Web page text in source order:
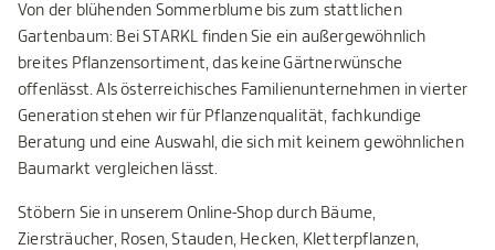
Von der blühenden Sommerblume bis zum stattlichen
Gartenbaum: Bei STARKL finden Sie ein außergewöhnlich
breites Pflanzensortiment, das keine Gärtnerwünsche
offenlässt. Als österreichisches Familienunternehmen in vierter
Generation stehen wir für Pflanzenqualität, fachkundige
Beratung und eine Auswahl, die sich mit keinem gewöhnlichen
Baumarkt vergleichen lässt.
Stöbern Sie in unserem Online-Shop durch Bäume,
Ziersträucher, Rosen, Stauden, Hecken, Kletterpflanzen,